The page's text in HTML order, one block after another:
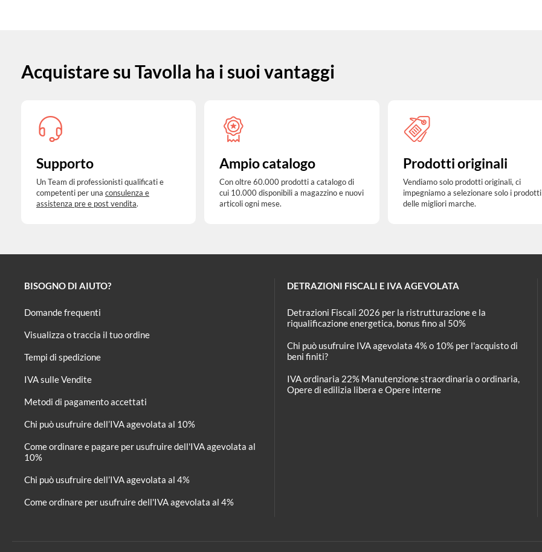
Acquistare su Tavolla ha i suoi vantaggi
Supporto
Un Team di professionisti qualificati e
competenti per una consulenza e
assistenza pre e post vendita.
Ampio catalogo
Con oltre 60.000 prodotti a catalogo di
cui 10.000 disponibili a magazzino e nuovi
articoli ogni mese.
Prodotti originali
Vendiamo solo prodotti originali, ci
impegniamo a selezionare solo i prodotti
delle migliori marche.
BISOGNO DI AIUTO?
Domande frequenti
Visualizza o traccia il tuo ordine
Tempi di spedizione
IVA sulle Vendite
Metodi di pagamento accettati
Chi può usufruire dell’IVA agevolata al 10%
Come ordinare e pagare per usufruire dell'IVA agevolata al
10%
Chi può usufruire dell’IVA agevolata al 4%
Come ordinare per usufruire dell'IVA agevolata al 4%
DETRAZIONI FISCALI E IVA AGEVOLATA
Detrazioni Fiscali 2026 per la ristrutturazione e la
riqualificazione energetica, bonus fino al 50%
Chi può usufruire IVA agevolata 4% o 10% per l'acquisto di
beni finiti?
IVA ordinaria 22% Manutenzione straordinaria o ordinaria,
Opere di edilizia libera e Opere interne